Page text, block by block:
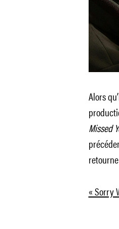
Alors
Missed
« Sorry